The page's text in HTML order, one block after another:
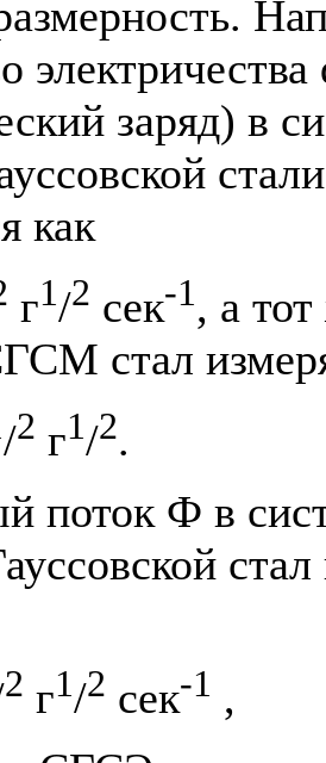
электричества
заряд) в
стали
как
г1/2 сек-1, а
стал
/2 г1/2.
поток Ф в
стал
2 г1/2 сек-1 ,